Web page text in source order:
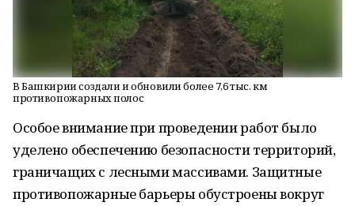
В Башкирии создали и обновили более 7,6 тыс. км
противопожарных полос
Особое внимание при проведении работ было
уделено обеспечению безопасности территорий,
граничащих с лесными массивами. Защитные
противопожарные барьеры обустроены вокруг